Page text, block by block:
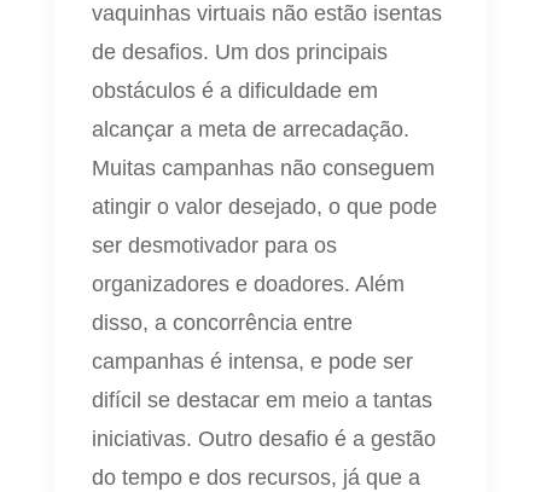
vaquinhas virtuais não estão isentas
de desafios. Um dos principais
obstáculos é a dificuldade em
alcançar a meta de arrecadação.
Muitas campanhas não conseguem
atingir o valor desejado, o que pode
ser desmotivador para os
organizadores e doadores. Além
disso, a concorrência entre
campanhas é intensa, e pode ser
difícil se destacar em meio a tantas
iniciativas. Outro desafio é a gestão
do tempo e dos recursos, já que a